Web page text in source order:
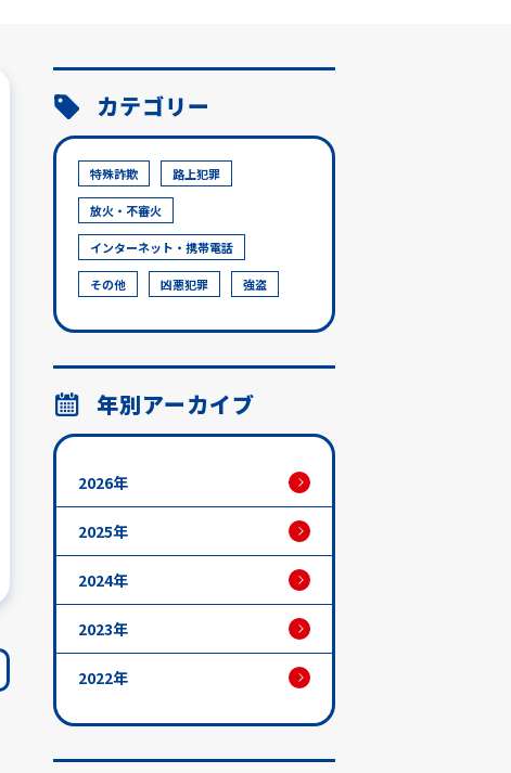
カテゴリー
特殊詐欺 路上犯罪
放火・不審火
インターネット・携帯電話
その他 凶悪犯罪 強盗
年別アーカイブ
2026年
2025年
2024年
2023年
2022年